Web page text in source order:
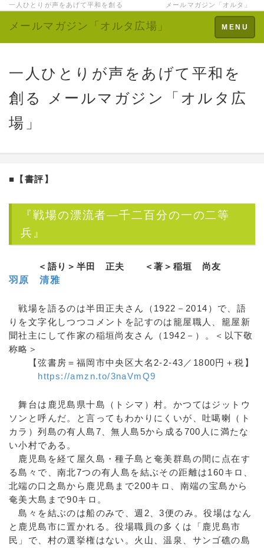
一人ひとりが声をあげて平和を創る メールマガジン「オルタ」
Toggle
navigation
MENU
メールマガジン「オルタ広場」
一人ひとりが声をあげて平和を
創る メールマガジン「オルタ広
場」
■ 【書評】
『戦場の漂流者―千二百分の一の二等
兵』
＜語り＞半田 正夫
＜著＞稲垣 尚友
羽原 清雅
戦場を語るのは半田正夫さん（1922－2014）で、語
りを文字化しつつコメントを記すのは籠屋職人、籠屋新
聞社主にして作家の稲垣尚友さん（1942－）。＜以下敬
称略＞
【弦書房＝福岡市中央区大名2‐2‐43／1800円＋税】
https://amzn.to/3naVmQ9
舞台は鹿児島県十島（トシマ）村。かつてはジットウ
ソンと呼んだ。と言ってもわかりにくいが、吐噶喇（ト
カラ）列島の有人島7、無人島5から成る700人に満たな
い小村である。
鹿児島を経て屋久島・種子島と奄美群島の間に点在す
る島々で、南北7つの有人島を結ぶその距離は160キロ、
北端の口之島から鹿児島まで200キロ、南端の宝島から
奄美大島まで90キロ。
島々を結ぶのは船のみで、週2、3便のみ。役場はなん
と鹿児島市に置かれる。役場職員の多くは「鹿児島市
民」で、村の選挙権はない。火山、温泉、サンゴ礁の島